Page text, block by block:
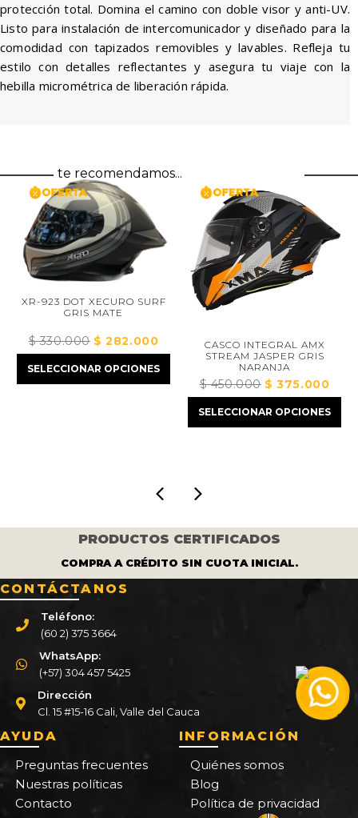
protección total. Domina el camino con doble visor y anti-UV.
Listo para instalación de intercomunicador y diseñado para la
comodidad con tapizados removibles y lavables. Refleja tu
estilo con detalles reflectantes y asegura tu viaje con la
hebilla micrométrica de liberación rápida.
te recomendamos...
XR-923 DOT XECURO SURF
GRIS MATE
330.000El
precio
original
$282.000El
precio
actual
$ 282.000.
SELECCIONAR OPCIONES
CASCO INTEGRAL AMX
STREAM JASPER GRIS
NARANJA
450.000El
precio
original
$375.000El
precio
actual
SELECCIONAR OPCIONES
PRODUCTOS CERTIFICADOS
COMPRA A CRÉDITO SIN CUOTA INICIAL.
CONTÁCTANOS
Teléfono:
(60 2) 375 3664
WhatsApp:
(+57) 304 457 5425
Dirección
Cl. 15 #15-16 Cali, Valle del Cauca
AYUDA
Preguntas frecuentes
Nuestras políticas
Contacto
INFORMACIÓN
Quiénes somos
Blog
Política de privacidad